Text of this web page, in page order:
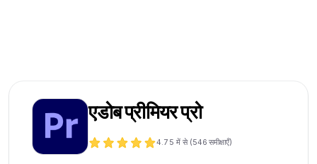
एडोब प्रीमियर प्रो
4.7 5 में से (546 समीक्षाएँ)